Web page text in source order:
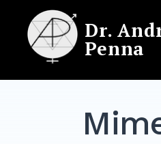
content
Dr.
Penna